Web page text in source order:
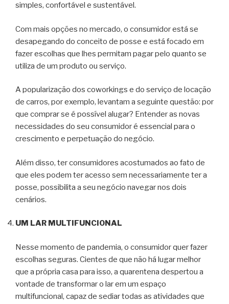
simples, confortável e sustentável.
Com mais opções no mercado, o consumidor está se
desapegando do conceito de posse e está focado em
fazer escolhas que lhes permitam pagar pelo quanto se
utiliza de um produto ou serviço.
A popularização dos coworkings e do serviço de locação
de carros, por exemplo, levantam a seguinte questão: por
que comprar se é possível alugar? Entender as novas
necessidades do seu consumidor é essencial para o
crescimento e perpetuação do negócio.
Além disso, ter consumidores acostumados ao fato de
que eles podem ter acesso sem necessariamente ter a
posse, possibilita a seu negócio navegar nos dois
cenários.
UM LAR MULTIFUNCIONAL
Nesse momento de pandemia, o consumidor quer fazer
escolhas seguras. Cientes de que não há lugar melhor
que a própria casa para isso, a quarentena despertou a
vontade de transformar o lar em um espaço
multifuncional, capaz de sediar todas as atividades que